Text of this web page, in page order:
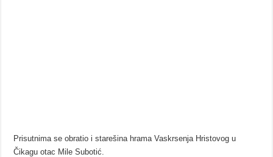
Prisutnima se obratio i starešina hrama Vaskrsenja Hristovog u
Čikagu otac Mile Subotić.